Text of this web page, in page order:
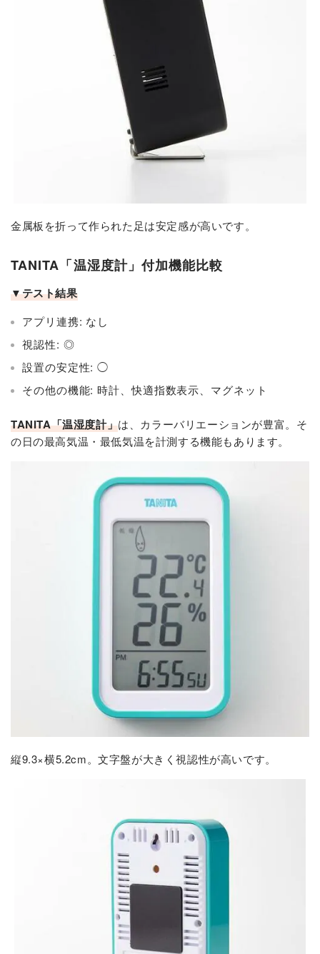
金属板を折って作られた足は安定感が高いです。
TANITA「温湿度計」付加機能比較
▼テスト結果
アプリ連携: なし
視認性: ◎
設置の安定性: ◯
その他の機能: 時計、快適指数表示、マグネット
TANITA「温湿度計」は、カラーバリエーションが豊富。そ
の日の最高気温・最低気温を計測する機能もあります。
縦9.3×横5.2cm。文字盤が大きく視認性が高いです。